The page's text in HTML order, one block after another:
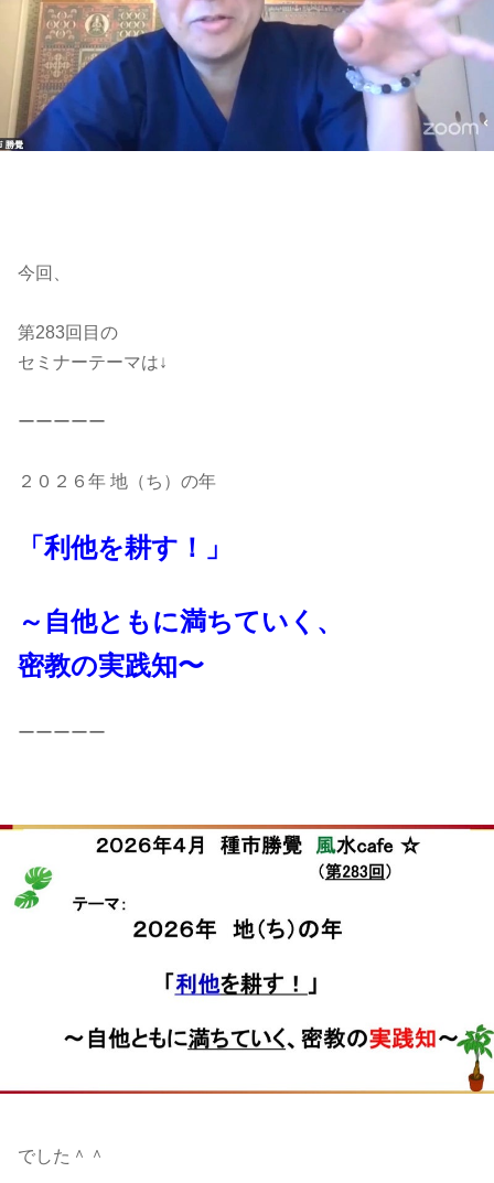
今回、
第283回目の
セミナーテーマは↓
ーーーーー
２０２６年 地（ち）の年
「利他を耕す！」
～自他ともに満ちていく、
密教の実践知〜
ーーーーー
でした＾＾